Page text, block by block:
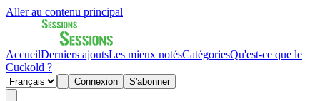
Aller au contenu principal
AccueilDerniers ajoutsLes mieux notésCatégoriesQu'est-ce que le
Cuckold ?
Connexion S'abonner